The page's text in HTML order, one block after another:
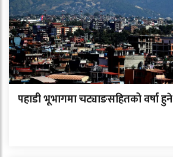
पहाडी भूभागमा चट्याङसहितको वर्षा हुने